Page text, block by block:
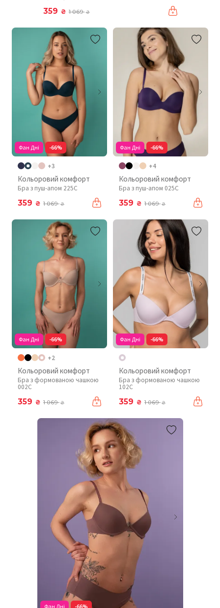
359 ₴ 1 069₴
Фан Дні -66%
+3
Кольоровий комфорт
Бра з пуш-апом 225C
359 ₴ 1 069₴
Фан Дні -66%
+4
Кольоровий комфорт
Бра з пуш-апом 025C
359 ₴ 1 069₴
Фан Дні -66%
+2
Кольоровий комфорт
Бра з формованою чашкою
002C
359 ₴ 1 069₴
Фан Дні -66%
Кольоровий комфорт
Бра з формованою чашкою
102C
359 ₴ 1 069₴
Фан Дні -66%